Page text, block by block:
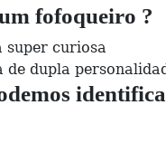
fofoqueiro ?
super curiosa
de dupla